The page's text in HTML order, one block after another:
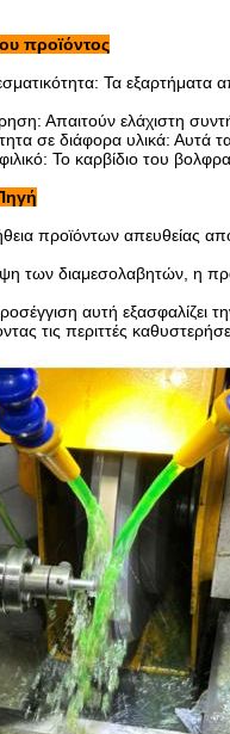
προϊόντος
Τα εξαρτήματα
Απαιτούν ελάχιστη
σε διάφορα υλικά: Αυτά
Το καρβίδιο του
προϊόντων απευθείας
των διαμεσολαβητών, η
αυτή εξασφαλίζει
τις περιττές